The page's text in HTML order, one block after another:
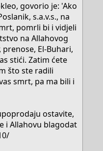
govorio je: 'Ako
s.a.v.s., na
pomrli bi i vidjeli
na Allahovog
El-Buhari,
stići. Zatim ćete
što ste radili
smrt, pa ma bili i
ostavite,
i Allahovu blagodat